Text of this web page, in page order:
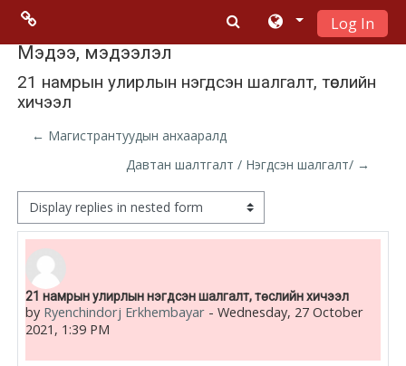
Menu 2
Moodle
community
Moodle
free support
Moodle
development
Moodle
Log In
Мэдээ, мэдээлэл
21 намрын улирлын нэгдсэн шалгалт, төслийн
хичээл
← Магистрантуудын анхааралд
Давтан шалтгалт / Нэгдсэн шалгалт/ →
Display mode
21 намрын улирлын нэгдсэн шалгалт, төслийн хичээл
by Ryenchindorj Erkhembayar -Wednesday, 27 October
2021, 1:39 PM
Number of replies: 0